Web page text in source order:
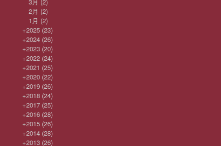
2月 (2)
1月 (2)
+2025 (23)
+2024 (26)
+2023 (20)
+2022 (24)
+2021 (25)
+2020 (22)
+2019 (26)
+2018 (24)
+2017 (25)
+2016 (28)
+2015 (26)
+2014 (28)
+2013 (26)